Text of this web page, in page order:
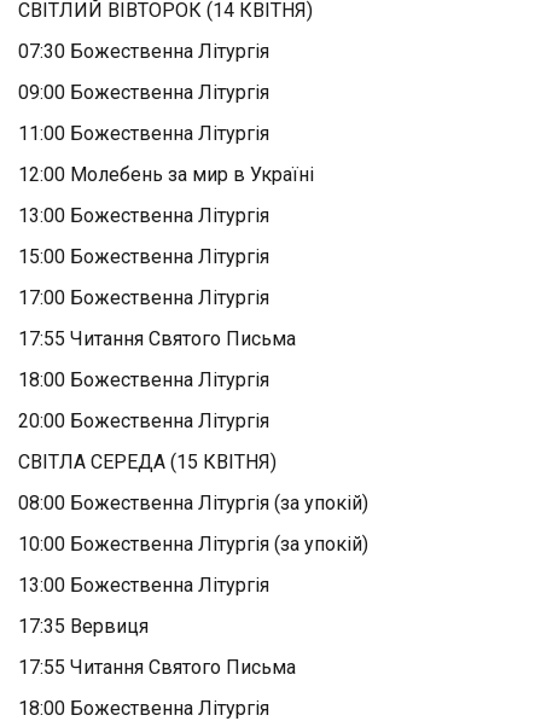
СВІТЛИЙ ВІВТОРОК (14 КВІТНЯ)
07:30 Божественна Літургія
09:00 Божественна Літургія
11:00 Божественна Літургія
12:00 Молебень за мир в Україні
13:00 Божественна Літургія
15:00 Божественна Літургія
17:00 Божественна Літургія
17:55 Читання Святого Письма
18:00 Божественна Літургія
20:00 Божественна Літургія
СВІТЛА СЕРЕДА (15 КВІТНЯ)
08:00 Божественна Літургія (за упокій)
10:00 Божественна Літургія (за упокій)
13:00 Божественна Літургія
17:35 Вервиця
17:55 Читання Святого Письма
18:00 Божественна Літургія